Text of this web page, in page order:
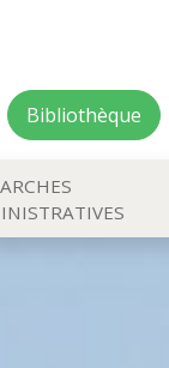
Bibliothèque